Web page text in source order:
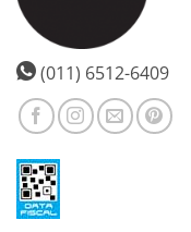
(011) 6512-6409